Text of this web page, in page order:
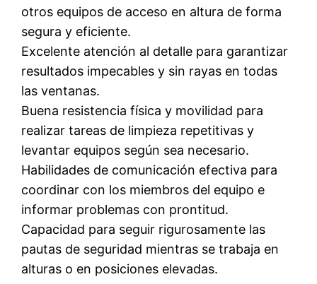
otros equipos de acceso en altura de forma
segura y eficiente.
Excelente atención al detalle para garantizar
resultados impecables y sin rayas en todas
las ventanas.
Buena resistencia física y movilidad para
realizar tareas de limpieza repetitivas y
levantar equipos según sea necesario.
Habilidades de comunicación efectiva para
coordinar con los miembros del equipo e
informar problemas con prontitud.
Capacidad para seguir rigurosamente las
pautas de seguridad mientras se trabaja en
alturas o en posiciones elevadas.